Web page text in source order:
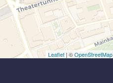
Leaflet | ©OpenStreetMap